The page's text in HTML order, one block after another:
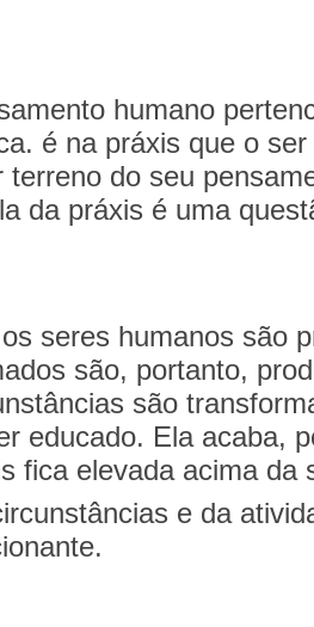
humano
é na práxis que o
do seu
da práxis é uma
seres humanos são
são, portanto,
são
educado. Ela acaba,
fica elevada acima
e da